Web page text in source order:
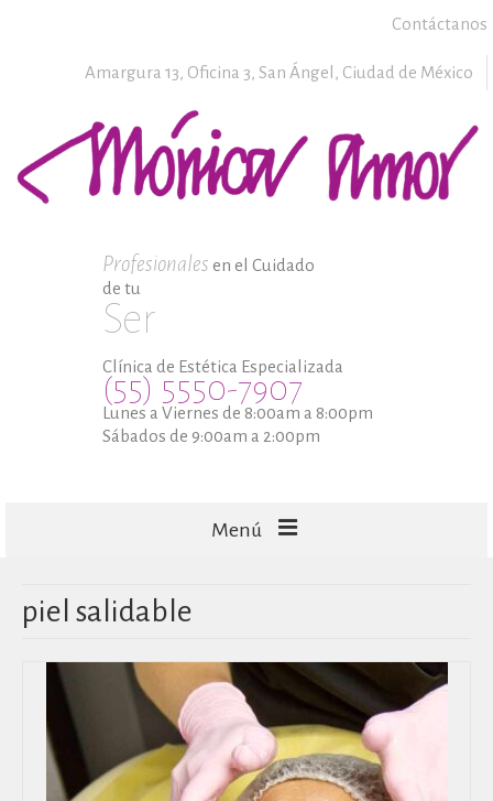
Contáctanos
Amargura 13, Oficina 3, San Ángel, Ciudad de México
Profesionales en el Cuidado
de tu
Ser
Clínica de Estética Especializada
(55) 5550-7907
Lunes a Viernes de 8:00am a 8:00pm
Sábados de 9:00am a 2:00pm
Menú
CAPILARES
TECNOLOGÍA
piel salidable